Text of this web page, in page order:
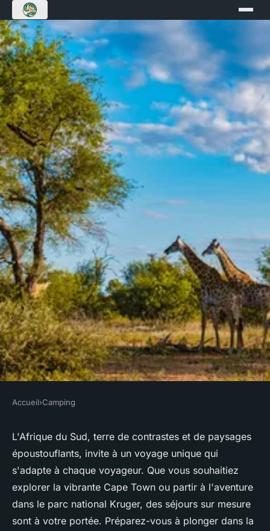
CAMPING
Voyage en Afrique du Sud :
découvrez des séjours sur
mesure
Naël• 20 janvier 2025•3 min de lecture
Accueil›Camping
L'Afrique du Sud, terre de contrastes et de paysages
époustouflants, invite à un voyage unique qui
s'adapte à chaque voyageur. Que vous souhaitiez
explorer la vibrante Cape Town ou partir à l'aventure
dans le parc national Kruger, des séjours sur mesure
sont à votre portée. Préparez-vous à plonger dans la